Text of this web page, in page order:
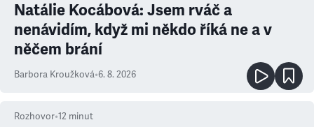
Natálie Kocábová: Jsem rváč a
nenávidím, když mi někdo říká ne a v
něčem brání
Barbora Kroužková•6. 8. 2026
Rozhovor•12 minut